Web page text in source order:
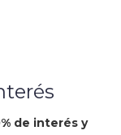
de interés y